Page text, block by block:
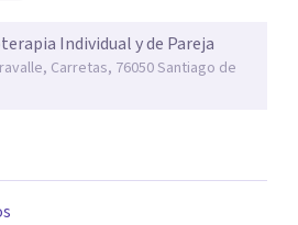
Individual y de Pareja
Carretas, 76050 Santiago de